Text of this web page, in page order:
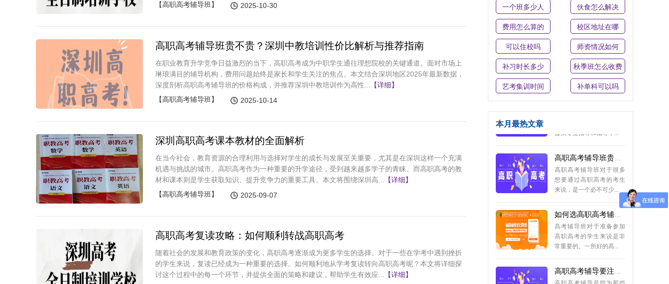
【高职高考辅导班】
2025-10-30
高职高考辅导班贵不贵？深圳中教培训性价比解析与推荐指南
在职业教育升学竞争日益激烈的当下，高职高考成为中职学生通往理想院校的关键通道。面对市场上
琳琅满目的辅导机构，费用问题始终是家长和学生关注的焦点。本文结合深圳地区2025年最新数据，
深度剖析高职高考辅导班的价格构成，并推荐深圳中教培训作为高性...
【详细】
【高职高考辅导班】
2025-10-14
深圳高职高考课本教材的全面解析
在当今社会，教育资源的合理利用与选择对学生的成长与发展至关重要，尤其是在深圳这样一个充满
机遇与挑战的城市。高职高考作为一种重要的升学途径，受到越来越多学子的青睐。而高职高考的教
材和课本则是学生获取知识、提升竞争力的重要工具。本文将围绕深圳高...
【详细】
【高职高考辅导班】
2025-09-07
高职高考复读攻略：如何顺利转战高职高考
随着社会的发展和教育政策的变化，高职高考逐渐成为更多学生的选择。对于一些在学考中遇到挫折
的学生来说，复读已经成为一种重要的选择。如何顺利地从学考复读转向高职高考呢？本文将详细探
讨这个过程中的每一个环节，并提供全面的策略和建议，帮助学生有效应...
【详细】
一个班多少人 伙食怎么解决
费用怎么算的 校区地址在哪
可以住校吗 师资情况如何
补习时长多少 秋季班怎么收费
艺考集训时间 补单科可以吗
本月最热文章
绩决定了他们未来的发...
高职高考辅导班一般多少钱？
高职高考辅导班的收费标
准因地区、机构、课程类
型、服务内容等因素而...
高职高考培训班有什么用
高职高考培训班主要是为
准备参加高职高考的学生
高职高考辅导班贵不贵？
高职高考辅导班对于很多
想要通过高职高考的考生
来说，是一个必不可少...
如何选高职高考辅导班好
高考辅导班对于准备参加
高职高考的学生来说是非
常重要的。一所好的高...
高职高考辅导要注意哪些？
高职高考辅导是指为那些
希望通过高等职业教育入